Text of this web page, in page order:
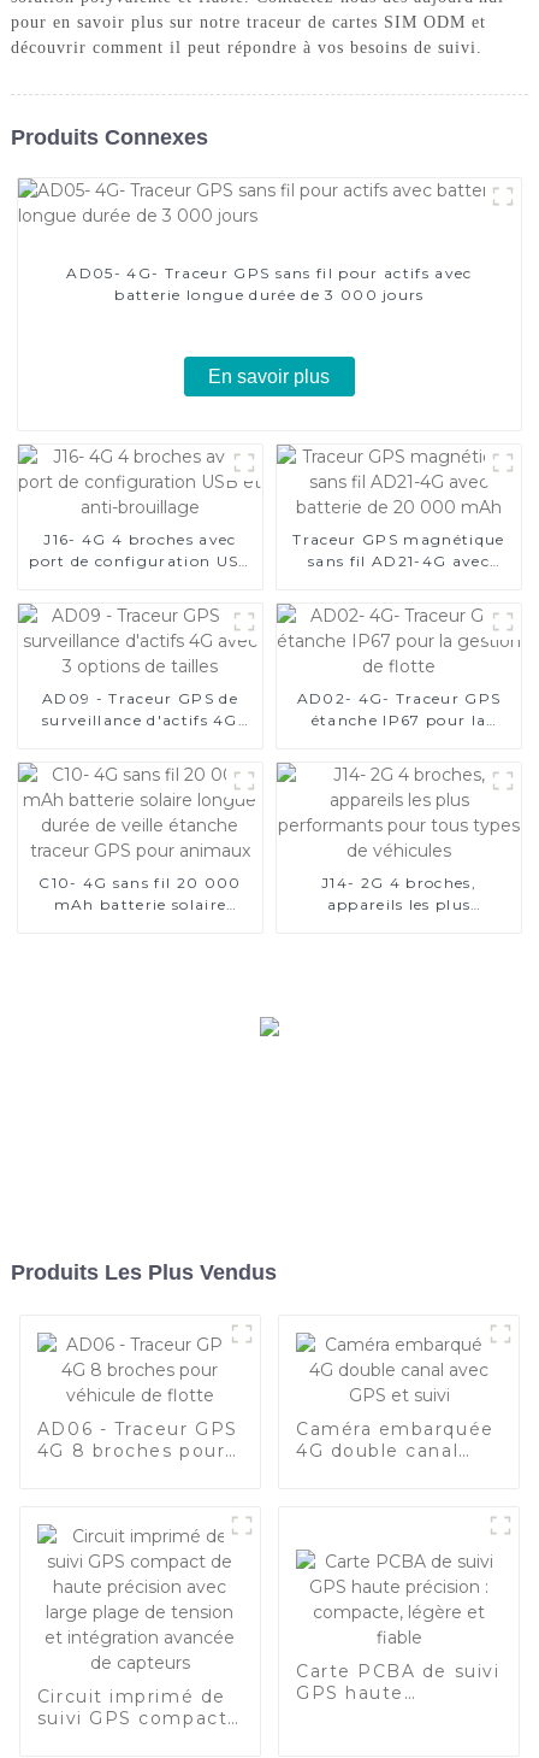
pour en savoir plus sur notre traceur de cartes SIM ODM et
découvrir comment il peut répondre à vos besoins de suivi.
Produits Connexes
AD05- 4G- Traceur GPS sans fil pour actifs avec
batterie longue durée de 3 000 jours
En savoir plus
J16- 4G 4 broches avec
port de configuration USB
Traceur GPS magnétique
sans fil AD21-4G avec
AD09 - Traceur GPS de
surveillance d'actifs 4G
AD02- 4G- Traceur GPS
étanche IP67 pour la
C10- 4G sans fil 20 000
mAh batterie solaire
J14- 2G 4 broches,
appareils les plus
Produits Les Plus Vendus
AD06 - Traceur GPS
4G 8 broches pour
Caméra embarquée
4G double canal
Circuit imprimé de
suivi GPS compact
Carte PCBA de suivi
GPS haute